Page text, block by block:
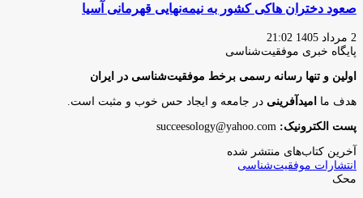
صعود دختران هاکی کشور به نیمه‌نهایی قهرمانی آسیا
2 مرداد 1405 21:02
پایگاه‌ خبری موفقیت‌شناسی
اولین و تنها رسانه رسمی برخط موفقیت‌شناسی در ایران
هدف ما امیدآفرینی در جامعه و ایجاد حس خوب و مثبت است.
پست الکترونیک:
آخرین کتاب‌های منتشر شده
انتشارات موفقیت‌شناسی
محک